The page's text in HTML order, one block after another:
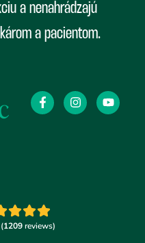
a nenahrádzajú
a pacientom.